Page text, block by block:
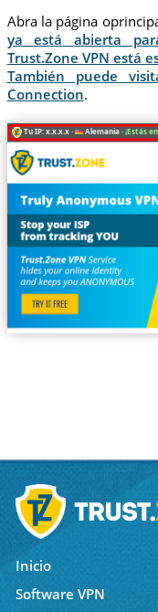
Abra la página
ya está abierta
Trust.Zone VPN está
También puede
Connection.
Tu IP: x.x.x.x · Alemania ·¡Estás en
Inicio
Software VPN